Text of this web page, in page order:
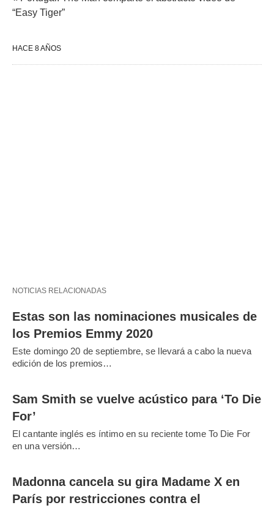
“Easy Tiger”
HACE 8 AÑOS
NOTICIAS RELACIONADAS
Estas son las nominaciones musicales de
los Premios Emmy 2020
Este domingo 20 de septiembre, se llevará a cabo la nueva
edición de los premios…
Sam Smith se vuelve acústico para ‘To Die
For’
El cantante inglés es íntimo en su reciente tome To Die For
en una versión…
Madonna cancela su gira Madame X en
París por restricciones contra el